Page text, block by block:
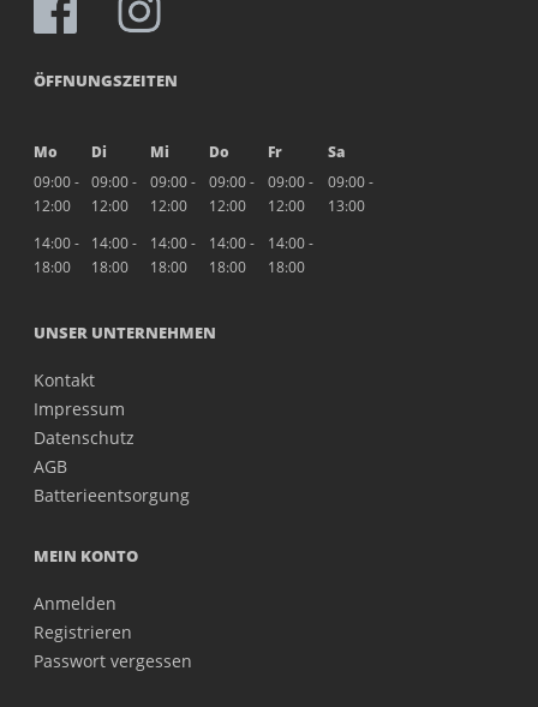
ÖFFNUNGSZEITEN
Mo Di Mi Do Fr
Sa
09:00 -
12:00
09:00 -
12:00
09:00 -
12:00
09:00 -
12:00
09:00 -
12:00
09:00 -
13:00
14:00 -
18:00
14:00 -
18:00
14:00 -
18:00
14:00 -
18:00
14:00 -
18:00
UNSER UNTERNEHMEN
Kontakt
Impressum
Datenschutz
AGB
Batterieentsorgung
MEIN KONTO
Anmelden
Registrieren
Passwort vergessen